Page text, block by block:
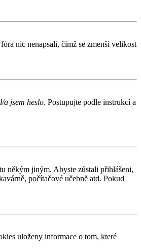
nic nenapsali, čímž se zmenší velikost
a jsem heslo. Postupujte podle instrukcí a
někým jiným. Abyste zůstali přihlášeni,
počítačové učebně atd. Pokud
uloženy informace o tom, které